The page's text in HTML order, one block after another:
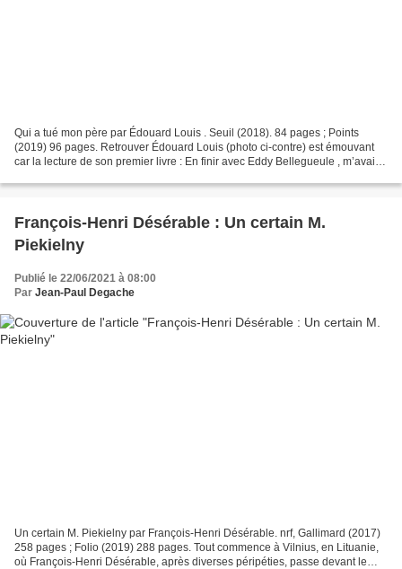
Qui a tué mon père par Édouard Louis . Seuil (2018). 84 pages ; Points
(2019) 96 pages. Retrouver Édouard Louis (photo ci-contre) est émouvant
car la lecture de son premier livre : En finir avec Eddy Bellegueule , m’avait
François-Henri Désérable : Un certain M.
Piekielny
Publié le 22/06/2021 à 08:00
Par Jean-Paul Degache
Un certain M. Piekielny par François-Henri Désérable. nrf, Gallimard (2017)
258 pages ; Folio (2019) 288 pages. Tout commence à Vilnius, en Lituanie,
où François-Henri Désérable, après diverses péripéties, passe devant le